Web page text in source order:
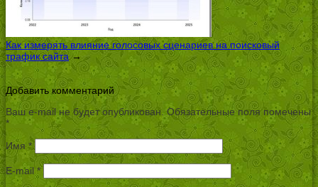
Как измерять влияние голосовых сценариев на поисковый
трафик сайта→
Добавить комментарий
Ваш e-mail не будет опубликован. Обязательные поля помечены
*
Имя *
E-mail*